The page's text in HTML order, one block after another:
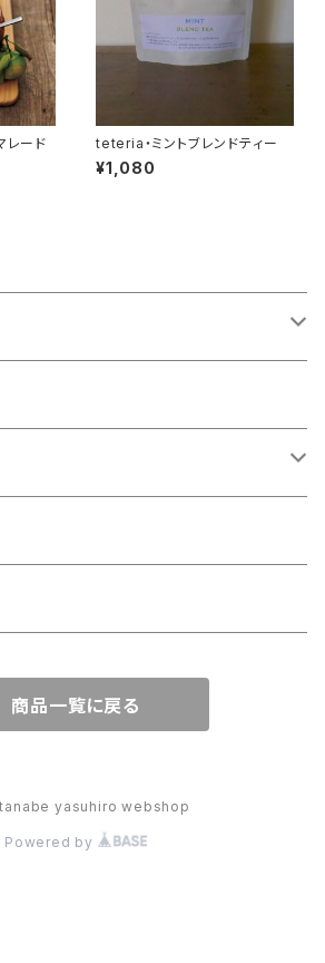
レード teteria・ミントブレンドティー
¥1,080
商品一覧に戻る
yasuhiro webshop
Powered by